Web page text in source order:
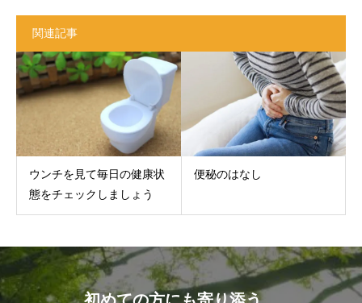
関連記事
ウンチを見て毎日の健康状
態をチェックしましょう
便秘のはなし
初めての方にも寄り添う。